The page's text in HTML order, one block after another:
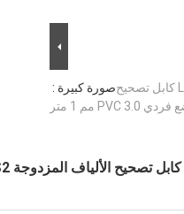
صورة كبيرة :LC UPC إلى LC UPC كابل تصحيح